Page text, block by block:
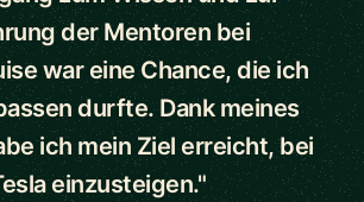
der Mentoren bei
war eine Chance, die ich
durfte. Dank meines
ich mein Ziel erreicht, bei
einzusteigen."